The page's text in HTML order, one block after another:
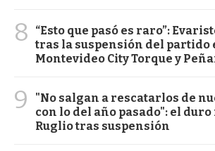
8
“Esto que pasó es raro”:
tras la suspensión del partido
Montevideo City Torque y
9
"No salgan a rescatarlos de
con lo del año pasado": el duro
Ruglio tras suspensión